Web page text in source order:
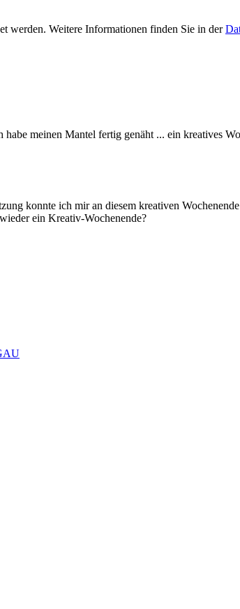
werden. Weitere Informationen finden Sie in der
meinen Mantel fertig genäht ... ein kreatives
konnte ich mir an diesem kreativen
ein Kreativ-Wochenende?